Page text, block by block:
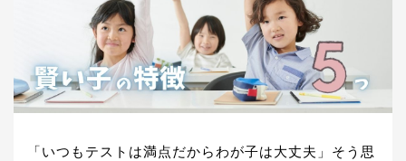
「いつもテストは満点だからわが子は大丈夫」そう思